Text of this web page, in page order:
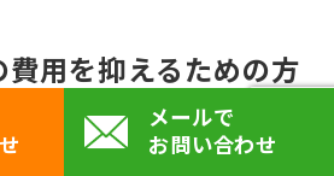
用を抑えるための方
の時期を解体業者の
る
メールで
お問い合わせ